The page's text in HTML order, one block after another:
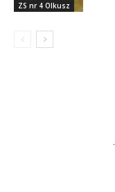
ZS nr 4 Olkusz